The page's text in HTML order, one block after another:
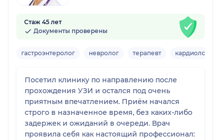
Стаж 45 лет
Документы проверены
гастроэнтеролог невролог терапевт кардиолог
Посетил клинику по направлению после
прохождения УЗИ и остался под очень
приятным впечатлением. Приём начался
строго в назначенное время, без каких-либо
задержек и ожиданий в очереди. Врач
проявила себя как настоящий профессионал: